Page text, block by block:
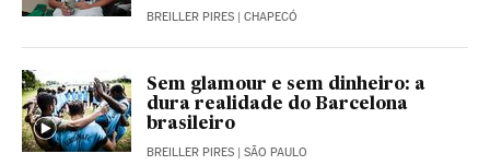
BREILLER PIRES | CHAPECÓ
Sem glamour e sem dinheiro: a
dura realidade do Barcelona
brasileiro
BREILLER PIRES | SÃO PAULO